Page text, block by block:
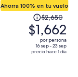
Ahorra 100% en tu vuelo
El
precio
era
de
$2,650
$2,650
$1,662
por persona
16 sep - 23 sep
precio hace 1 día